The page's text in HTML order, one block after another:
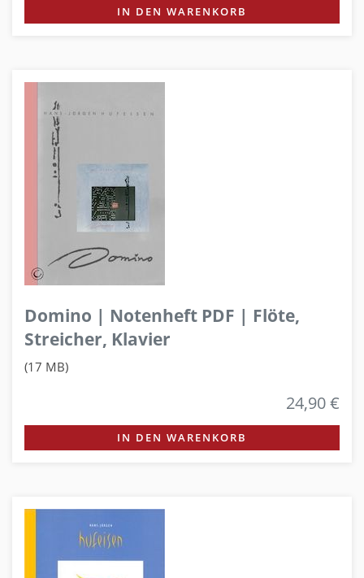
IN DEN WARENKORB
Domino | Notenheft PDF | Flöte,
Streicher, Klavier
(17 MB)
24,90 €
IN DEN WARENKORB